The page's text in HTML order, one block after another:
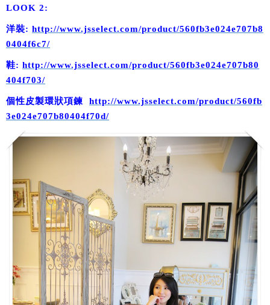
LOOK 2:
洋裝: http://www.jsselect.com/product/560fb3e024e707b8
0404f6c7/
鞋: http://www.jsselect.com/product/560fb3e024e707b80
404f703/
個性皮製環狀項鍊 http://www.jsselect.com/product/560fb
3e024e707b80404f70d/